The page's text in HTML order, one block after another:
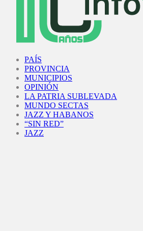
PAÍS
PROVINCIA
MUNICIPIOS
OPINIÓN
LA PATRIA SUBLEVADA
MUNDO SECTAS
JAZZ Y HABANOS
“SIN RED”
JAZZ